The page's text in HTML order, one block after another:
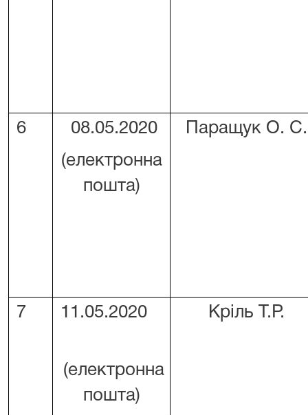
6
08.05.2020
(електронна
пошта)
Паращук О. С.
7 11.05.2020
(електронна
пошта)
Кріль Т.Р.